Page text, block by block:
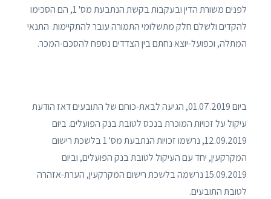
לפנים משורת הדין ובעקבות בקשת הנתבעת מס' 1, הם הסכימו
להקדים ולשלם חלק מתשלומי התמורה עובר להתקיימות התנאי
המתלה, וכפועל-יוצא נחתם בין הצדדים נספח להסכם-המכר.
ביום 01.07.2019, הגיעה לבאת-כוחם של התובעים דאז הודעת
עיקול על זכויות המוכרת בנכס לטובת בנק הפועלים. ביום
12.09.2019, נרשמו זכויות הנתבעת מס' 1 בלשכת רישום
המקרקעין, יחד עם העיקול לטובת בנק הפועלים, וביום
15.09.2019 נרשמה בלשכת רישום המקרקעין, הערת-אזהרה
לטובת התובעים.